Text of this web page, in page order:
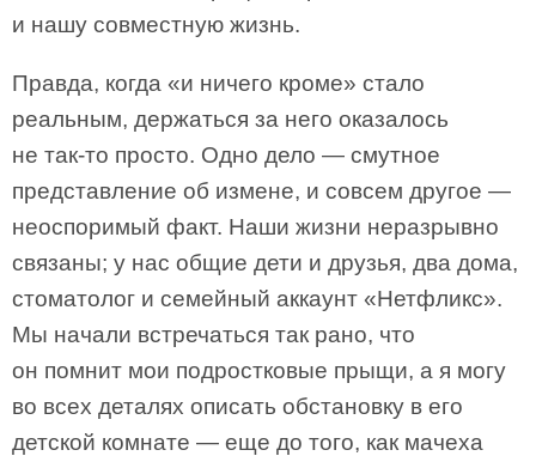
и нашу совместную жизнь.
Правда, когда «и ничего кроме» стало
реальным, держаться за него оказалось
не так-то просто. Одно дело — смутное
представление об измене, и совсем другое —
неоспоримый факт. Наши жизни неразрывно
связаны; у нас общие дети и друзья, два дома,
стоматолог и семейный аккаунт «Нетфликс».
Мы начали встречаться так рано, что
он помнит мои подростковые прыщи, а я могу
во всех деталях описать обстановку в его
детской комнате — еще до того, как мачеха